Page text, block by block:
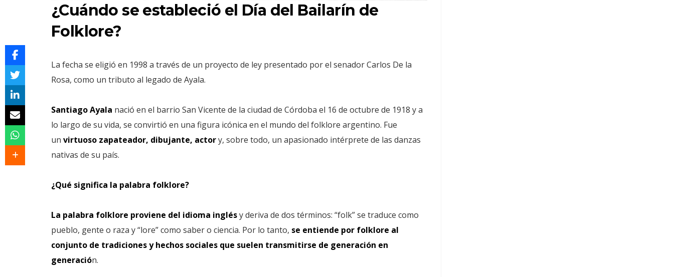
¿Cuándo se estableció el Día del Bailarín de
Folklore?
La fecha se eligió en 1998 a través de un proyecto de ley presentado por el senador Carlos De la
Rosa, como un tributo al legado de Ayala.
Santiago Ayala nació en el barrio San Vicente de la ciudad de Córdoba el 16 de octubre de 1918 y a
lo largo de su vida, se convirtió en una figura icónica en el mundo del folklore argentino. Fue
un virtuoso zapateador, dibujante, actory, sobre todo, un apasionado intérprete de las danzas
nativas de su país.
¿Qué significa la palabra folklore?
La palabra folklore proviene del idioma inglésy deriva de dos términos: “folk” se traduce como
pueblo, gente o raza y “lore” como saber o ciencia. Por lo tanto, se entiende por folklore al
conjunto de tradiciones y hechos sociales que suelen transmitirse de generación en
generación.